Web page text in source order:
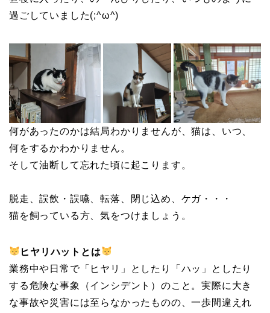
過ごしていました(;^ω^)
何があったのかは結局わかりませんが、猫は、いつ、
何をするかわかりません。
そして油断して忘れた頃に起こります。
脱走、誤飲・誤嚥、転落、閉じ込め、ケガ・・・
猫を飼っている方、気をつけましょう。
ヒヤリハットとは
業務中や日常で「ヒヤリ」としたり「ハッ」としたり
する危険な事象（インシデント）のこと。実際に大き
な事故や災害には至らなかったものの、一歩間違えれ